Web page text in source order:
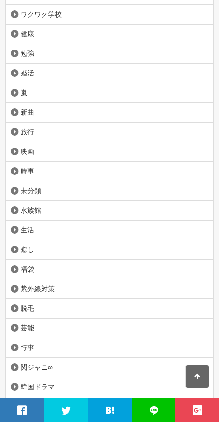
ワクワク学校
健康
勉強
婚活
嵐
新曲
旅行
映画
時事
未分類
水族館
生活
癒し
福袋
紫外線対策
脱毛
芸能
行事
関ジャニ∞
韓国ドラマ
韓流セレクト